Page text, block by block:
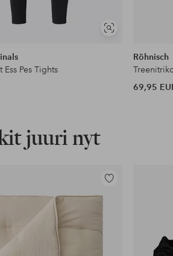
Näytä
Pes Tights
Röhnisch
69,95
juuri nyt
Lisää
suosikkeihin